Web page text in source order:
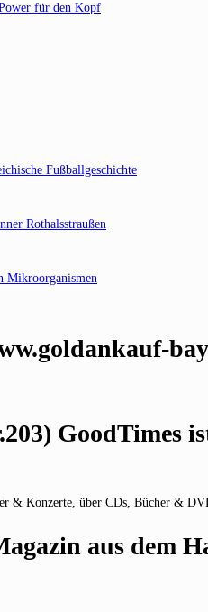
für den Kopf
Fußballgeschichte
Rothalsstraußen
Mikroorganismen
GoodTimes
& Konzerte, über CDs, Bücher &
aus dem